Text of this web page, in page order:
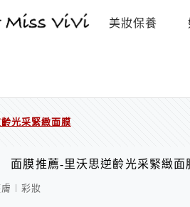
美妝保養
光采緊緻面膜
緻面膜
面膜推薦-里沃思逆齡光采緊緻
︱彩妝